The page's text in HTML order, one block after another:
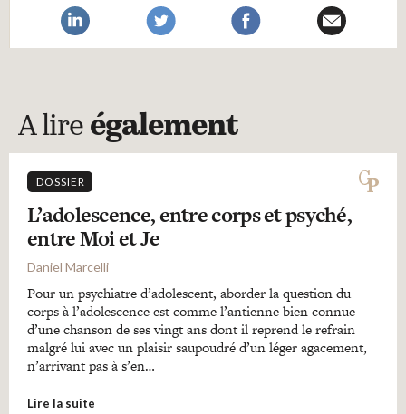
A lire également
DOSSIER
L’adolescence, entre corps et psyché,
entre Moi et Je
Daniel Marcelli
Pour un psychiatre d’adolescent, aborder la question du
corps à l’adolescence est comme l’antienne bien connue
d’une chanson de ses vingt ans dont il reprend le refrain
malgré lui avec un plaisir saupoudré d’un léger agacement,
n’arrivant pas à s’en…
Lire la suite